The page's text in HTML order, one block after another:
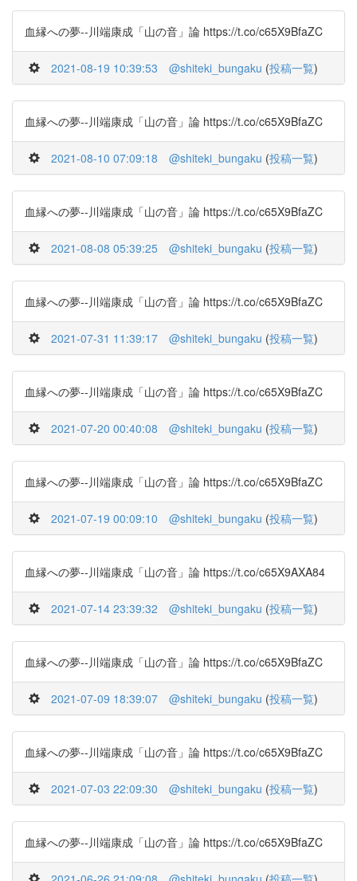
血縁への夢--川端康成「山の音」論 https://t.co/c65X9BfaZC
2021-08-19 10:39:53 @shiteki_bungaku (投稿一覧)
血縁への夢--川端康成「山の音」論 https://t.co/c65X9BfaZC
2021-08-10 07:09:18 @shiteki_bungaku (投稿一覧)
血縁への夢--川端康成「山の音」論 https://t.co/c65X9BfaZC
2021-08-08 05:39:25 @shiteki_bungaku (投稿一覧)
血縁への夢--川端康成「山の音」論 https://t.co/c65X9BfaZC
2021-07-31 11:39:17 @shiteki_bungaku (投稿一覧)
血縁への夢--川端康成「山の音」論 https://t.co/c65X9BfaZC
2021-07-20 00:40:08 @shiteki_bungaku (投稿一覧)
血縁への夢--川端康成「山の音」論 https://t.co/c65X9BfaZC
2021-07-19 00:09:10 @shiteki_bungaku (投稿一覧)
血縁への夢--川端康成「山の音」論 https://t.co/c65X9AXA84
2021-07-14 23:39:32 @shiteki_bungaku (投稿一覧)
血縁への夢--川端康成「山の音」論 https://t.co/c65X9BfaZC
2021-07-09 18:39:07 @shiteki_bungaku (投稿一覧)
血縁への夢--川端康成「山の音」論 https://t.co/c65X9BfaZC
2021-07-03 22:09:30 @shiteki_bungaku (投稿一覧)
血縁への夢--川端康成「山の音」論 https://t.co/c65X9BfaZC